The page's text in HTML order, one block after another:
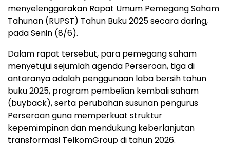
menyelenggarakan Rapat Umum Pemegang Saham
Tahunan (RUPST) Tahun Buku 2025 secara daring,
pada Senin (8/6).
Dalam rapat tersebut, para pemegang saham
menyetujui sejumlah agenda Perseroan, tiga di
antaranya adalah penggunaan laba bersih tahun
buku 2025, program pembelian kembali saham
(buyback), serta perubahan susunan pengurus
Perseroan guna memperkuat struktur
kepemimpinan dan mendukung keberlanjutan
transformasi TelkomGroup di tahun 2026.